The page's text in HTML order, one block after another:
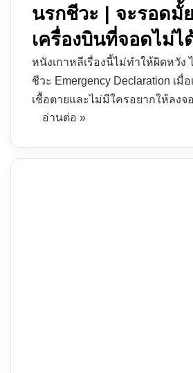
นรกชีวะ | จะรอดมั้
เครื่องบินที่จอดไม่ไ
หนังเกาหลีเรื่องนี้ไม่ทำให้ผิดหวัง
ชีวะ Emergency Declaration เมื่
เชื้อตายและไม่มีใครอยากให้ลงจ
อ่านต่อ »